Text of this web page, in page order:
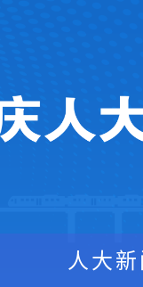
人大新